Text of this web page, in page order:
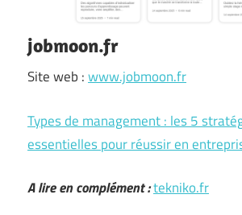
jobmoon.fr
Site web :www.jobmoon.fr
Types de management : les 5
essentielles pour réussir en
A lire en complément :tekniko.fr